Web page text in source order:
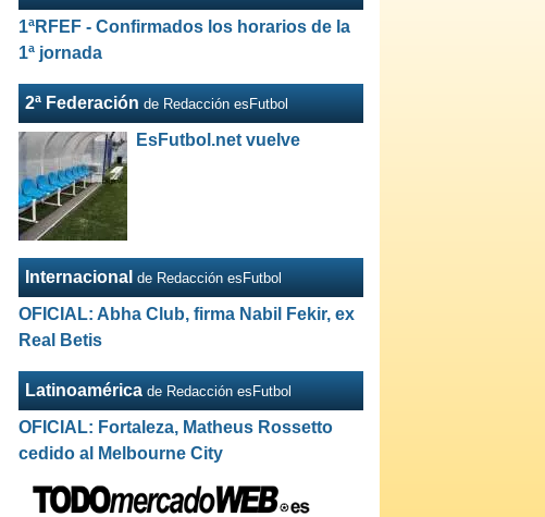
1ªRFEF - Confirmados los horarios de la
1ª jornada
2ª Federación de Redacción esFutbol
EsFutbol.net vuelve
Internacional de Redacción esFutbol
OFICIAL: Abha Club, firma Nabil Fekir, ex
Real Betis
Latinoamérica de Redacción esFutbol
OFICIAL: Fortaleza, Matheus Rossetto
cedido al Melbourne City